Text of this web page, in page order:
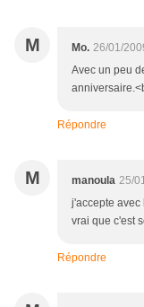
M Mo. 26/01/
Avec un peu
Répondre
M manoula 25/
j'accepte avec
vrai que c'est
Répondre